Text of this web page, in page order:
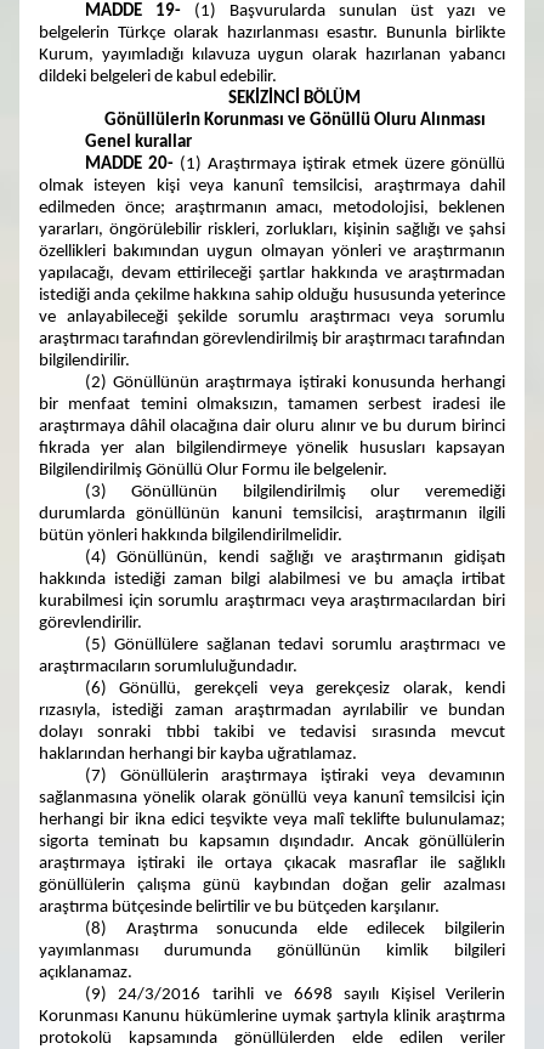
MADDE 19-(1) Başvurularda sunulan üst yazı ve
belgelerin Türkçe olarak hazırlanması esastır. Bununla birlikte
Kurum, yayımladığı kılavuza uygun olarak hazırlanan yabancı
dildeki belgeleri de kabul edebilir.
SEKİZİNCİ BÖLÜM
Gönüllülerin Korunması ve Gönüllü Oluru Alınması
Genel kurallar
MADDE 20-(1) Araştırmaya iştirak etmek üzere gönüllü
olmak isteyen kişi veya kanunî temsilcisi, araştırmaya dahil
edilmeden önce; araştırmanın amacı, metodolojisi, beklenen
yararları, öngörülebilir riskleri, zorlukları, kişinin sağlığı ve şahsi
özellikleri bakımından uygun olmayan yönleri ve araştırmanın
yapılacağı, devam ettirileceği şartlar hakkında ve araştırmadan
istediği anda çekilme hakkına sahip olduğu hususunda yeterince
ve anlayabileceği şekilde sorumlu araştırmacı veya sorumlu
araştırmacı tarafından görevlendirilmiş bir araştırmacı tarafından
bilgilendirilir.
(2) Gönüllünün araştırmaya iştiraki konusunda herhangi
bir menfaat temini olmaksızın, tamamen serbest iradesi ile
araştırmaya dâhil olacağına dair oluru alınır ve bu durum birinci
fıkrada yer alan bilgilendirmeye yönelik hususları kapsayan
Bilgilendirilmiş Gönüllü Olur Formu ile belgelenir.
(3) Gönüllünün bilgilendirilmiş olur veremediği
durumlarda gönüllünün kanuni temsilcisi, araştırmanın ilgili
bütün yönleri hakkında bilgilendirilmelidir.
(4) Gönüllünün, kendi sağlığı ve araştırmanın gidişatı
hakkında istediği zaman bilgi alabilmesi ve bu amaçla irtibat
kurabilmesi için sorumlu araştırmacı veya araştırmacılardan biri
görevlendirilir.
(5) Gönüllülere sağlanan tedavi sorumlu araştırmacı ve
araştırmacıların sorumluluğundadır.
(6) Gönüllü, gerekçeli veya gerekçesiz olarak, kendi
rızasıyla, istediği zaman araştırmadan ayrılabilir ve bundan
dolayı sonraki tıbbi takibi ve tedavisi sırasında mevcut
haklarından herhangi bir kayba uğratılamaz.
(7) Gönüllülerin araştırmaya iştiraki veya devamının
sağlanmasına yönelik olarak gönüllü veya kanunî temsilcisi için
herhangi bir ikna edici teşvikte veya malî teklifte bulunulamaz;
sigorta teminatı bu kapsamın dışındadır. Ancak gönüllülerin
araştırmaya iştiraki ile ortaya çıkacak masraflar ile sağlıklı
gönüllülerin çalışma günü kaybından doğan gelir azalması
araştırma bütçesinde belirtilir ve bu bütçeden karşılanır.
(8) Araştırma sonucunda elde edilecek bilgilerin
yayımlanması durumunda gönüllünün kimlik bilgileri
açıklanamaz.
(9) 24/3/2016 tarihli ve 6698 sayılı Kişisel Verilerin
Korunması Kanunu hükümlerine uymak şartıyla klinik araştırma
protokolü kapsamında gönüllülerden elde edilen veriler